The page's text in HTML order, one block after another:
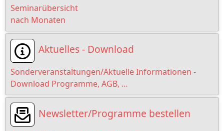
Loading
Loading
Seminarübersicht
nach Monaten
Aktuelles - Download
Sonderveranstaltungen/Aktuelle Informationen -
Download Programme, AGB, …
Newsletter/Programme bestellen